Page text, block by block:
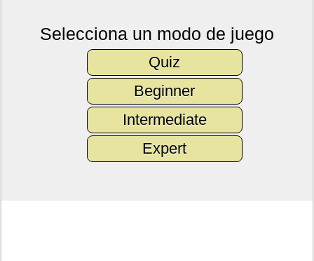
Selecciona un modo de juego
Quiz
Beginner
Intermediate
Expert